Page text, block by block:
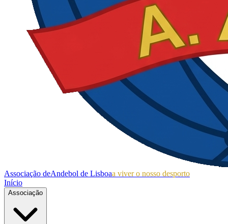
Associação deAndebol de Lisboaa viver o nosso desporto
Início
Associação